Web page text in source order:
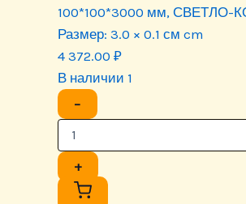
100*100*3000 мм,
Размер: 3.0 × 0.1 см cm
4 372.00 ₽
В наличии 1
−
+